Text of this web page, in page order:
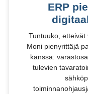
ERP
Tuntuuko,
Moni pienyrittäjä
kanssa:
tulevien